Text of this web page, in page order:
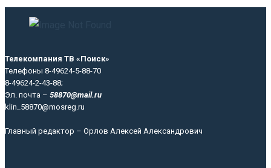
Телекомпания ТВ «Поиск»
Телефоны 8-49624-5-88-70
8-49624-2-43-88;
Эл. почта – 58870@mail.ru
klin_58870@mosreg.ru
Главный редактор – Орлов Алексей Александрович